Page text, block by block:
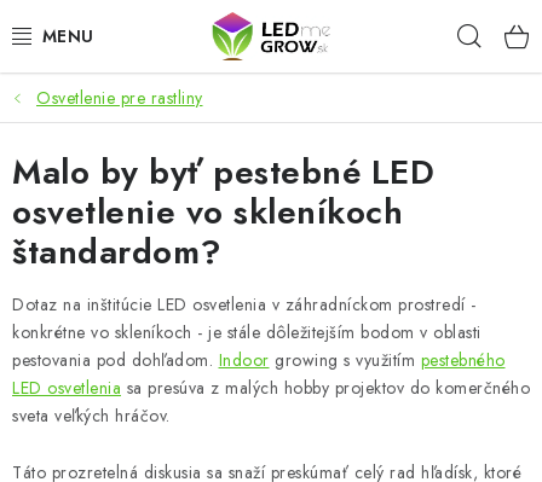
na
AKCIE
LED OSVETLENIE PRE RASTLINY
PESTOVATEĽSKÉ POTREBY
PRE AKVÁRIA
MICROGREENS
SMART GARDEN
Osvetlenie pre rastliny
Malo by byť pestebné LED
osvetlenie vo skleníkoch
štandardom?
Dotaz na inštitúcie LED osvetlenia v záhradníckom prostredí -
konkrétne vo skleníkoch - je stále dôležitejším bodom v oblasti
pestovania pod dohľadom. Indoor growing s využitím pestebného
LED osvetlenia sa presúva z malých hobby projektov do komerčného
sveta veľkých hráčov.
Táto prozretelná diskusia sa snaží preskúmať celý rad hľadísk, ktoré